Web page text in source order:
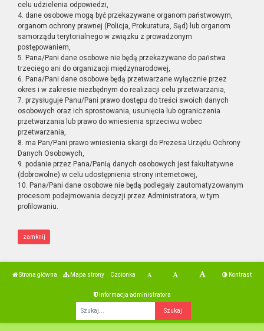
celu udzielenia odpowiedzi,
4. dane osobowe mogą być przekazywane organom państwowym,
organom ochrony prawnej (Policja, Prokuratura, Sąd) lub organom
samorządu terytorialnego w związku z prowadzonym
postępowaniem,
5. Pana/Pani dane osobowe nie będą przekazywane do państwa
trzeciego ani do organizacji międzynarodowej,
6. Pana/Pani dane osobowe będą przetwarzane wyłącznie przez
okres i w zakresie niezbędnym do realizacji celu przetwarzania,
7. przysługuje Panu/Pani prawo dostępu do treści swoich danych
osobowych oraz ich sprostowania, usunięcia lub ograniczenia
przetwarzania lub prawo do wniesienia sprzeciwu wobec
przetwarzania,
8. ma Pan/Pani prawo wniesienia skargi do Prezesa Urzędu Ochrony
Danych Osobowych,
9. podanie przez Pana/Panią danych osobowych jest fakultatywne
(dobrowolne) w celu udostępnienia strony internetowej,
10. Pana/Pani dane osobowe nie będą podlegały zautomatyzowanym
procesom podejmowania decyzji przez Administratora, w tym
profilowaniu.
zamknij
Strona główna Mapa strony Czcionka Kontrast
Informacja administratora